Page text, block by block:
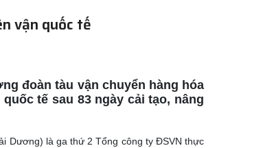
vận quốc tế
đoàn tàu vận chuyển hàng hóa
tế sau 83 ngày cải tạo, nâng
Dương) là ga thứ 2 Tổng công ty ĐSVN thực